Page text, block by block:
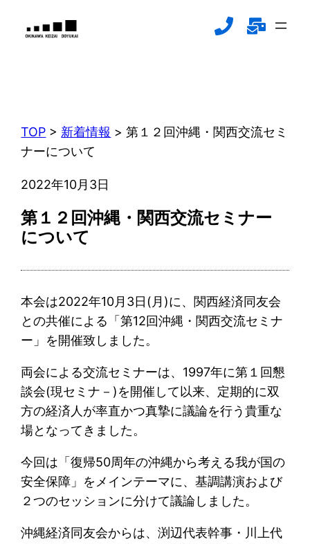
TOP > 新着情報 >第１２回沖縄・関西交流セミ
ナーについて
2022年10月3日
第１２回沖縄・関西交流セミナー
について
本会は2022年10月3日(月)に、関西経済同友会
との共催による「第12回沖縄・関西交流セミナ
ー」を開催致しました。
両会による交流セミナーは、1997年に第１回懇
談会(現セミナ－)を開催して以来、定期的に双
方の経済人が率直かつ真摯に議論を行う貴重な
場となってきました。
今回は「復帰50周年の沖縄から考える我が国の
安全保障」をメインテーマに、基調講演および
２つのセッションに分けて議論しました。
沖縄経済同友会からは、渕辺代表幹事・川上代